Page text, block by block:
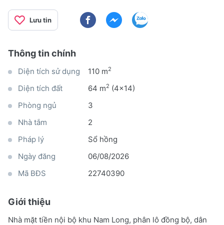
Lưu tin
Thông tin chính
Diện tích sử dụng 110 m2
Diện tích đất 64 m2 (4x14)
Phòng ngủ
3
Nhà tắm
2
Pháp lý
Sổ hồng
Ngày đăng
06/08/2026
Mã BĐS
22740390
Giới thiệu
Nhà mặt tiền nội bộ khu Nam Long, phân lô đồng bộ, dân